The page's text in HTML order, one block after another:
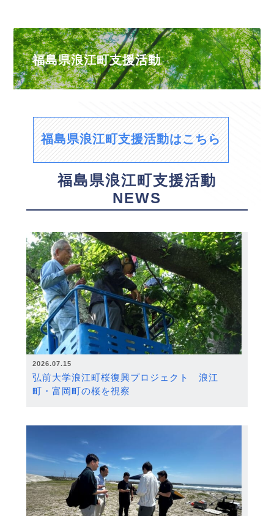
福島県浪江町支援活動
福島県浪江町支援活動はこちら
福島県浪江町支援活動
NEWS
2026.07.15
弘前大学浪江町桜復興プロジェクト 浪江
町・富岡町の桜を視察